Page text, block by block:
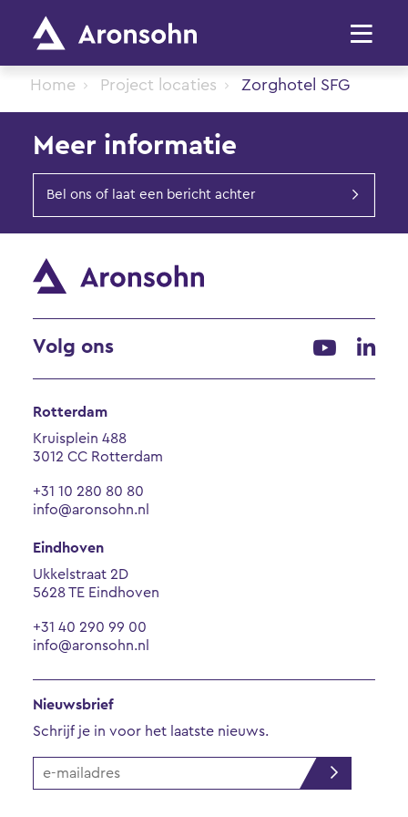
Home Project locaties Zorghotel SFG
Meer informatie
Bel ons of laat een bericht achter
Volg ons
Rotterdam
Kruisplein 488
3012 CC Rotterdam
+31 10 280 80 80
info@aronsohn.nl
Eindhoven
Ukkelstraat 2D
5628 TE Eindhoven
+31 40 290 99 00
info@aronsohn.nl
Nieuwsbrief
Schrijf je in voor het laatste nieuws.